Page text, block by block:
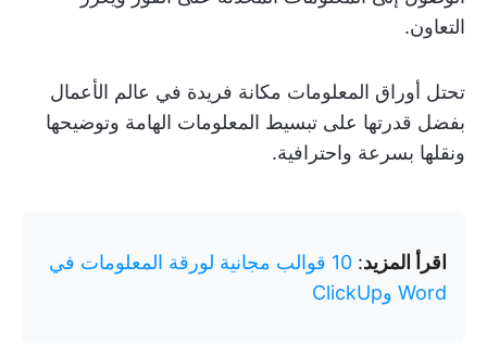
التعاون.
تحتل أوراق المعلومات مكانة فريدة في عالم الأعمال
بفضل قدرتها على تبسيط المعلومات الهامة وتوضيحها
ونقلها بسرعة واحترافية.
اقرأ المزيد:
10 قوالب مجانية لورقة المعلومات في
Word وClickUp